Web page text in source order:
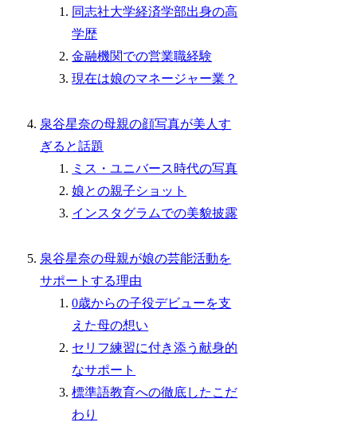
同志社大学経済学部出身の高
学歴
金融機関での営業職経験
現在は娘のマネージャー業？
泉谷星奈の母親の顔写真が美人す
ぎると話題
ミス・ユニバース時代の写真
娘との親子ショット
インスタグラムでの美貌披露
泉谷星奈の母親が娘の芸能活動を
サポートする理由
0歳からの子役デビューを支
えた母の想い
セリフ練習に付き添う献身的
なサポート
標準語教育への徹底したこだ
わり